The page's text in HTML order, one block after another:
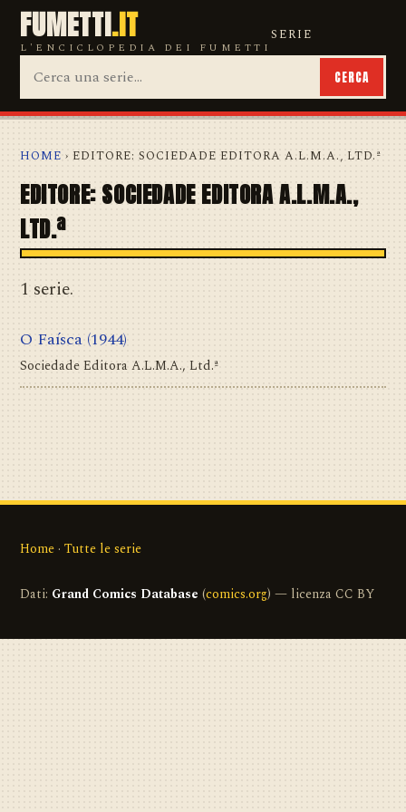
FUMETTI.IT
L'ENCICLOPEDIA DEI FUMETTI
SERIE
CERCA
HOME › EDITORE: SOCIEDADE EDITORA A.L.M.A., LTD.ª
EDITORE: SOCIEDADE EDITORA A.L.M.A.,
LTD.ª
1 serie.
O Faísca (1944)
Sociedade Editora A.L.M.A., Ltd.ª
Home · Tutte le serie
Dati: Grand Comics Database (comics.org) — licenza CC BY